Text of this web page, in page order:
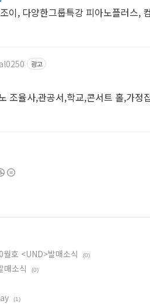
이, 다양한그룹특강 피아노플러스,
광고
조율사,관공서,학교,콘서트 홀,가정
호 <UND>발매소식
(0)
소식 (0)
(1)